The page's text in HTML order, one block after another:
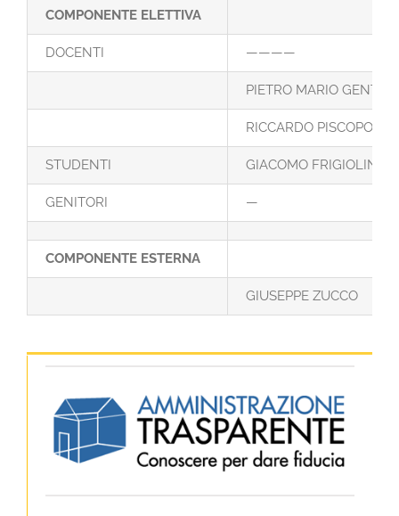
COMPONENTE ELETTIVA
DOCENTI ————
PIETRO MARIO GENTILE
RICCARDO PISCOPO
STUDENTI GIACOMO FRIGIOLINI
GENITORI —
COMPONENTE ESTERNA
GIUSEPPE ZUCCO